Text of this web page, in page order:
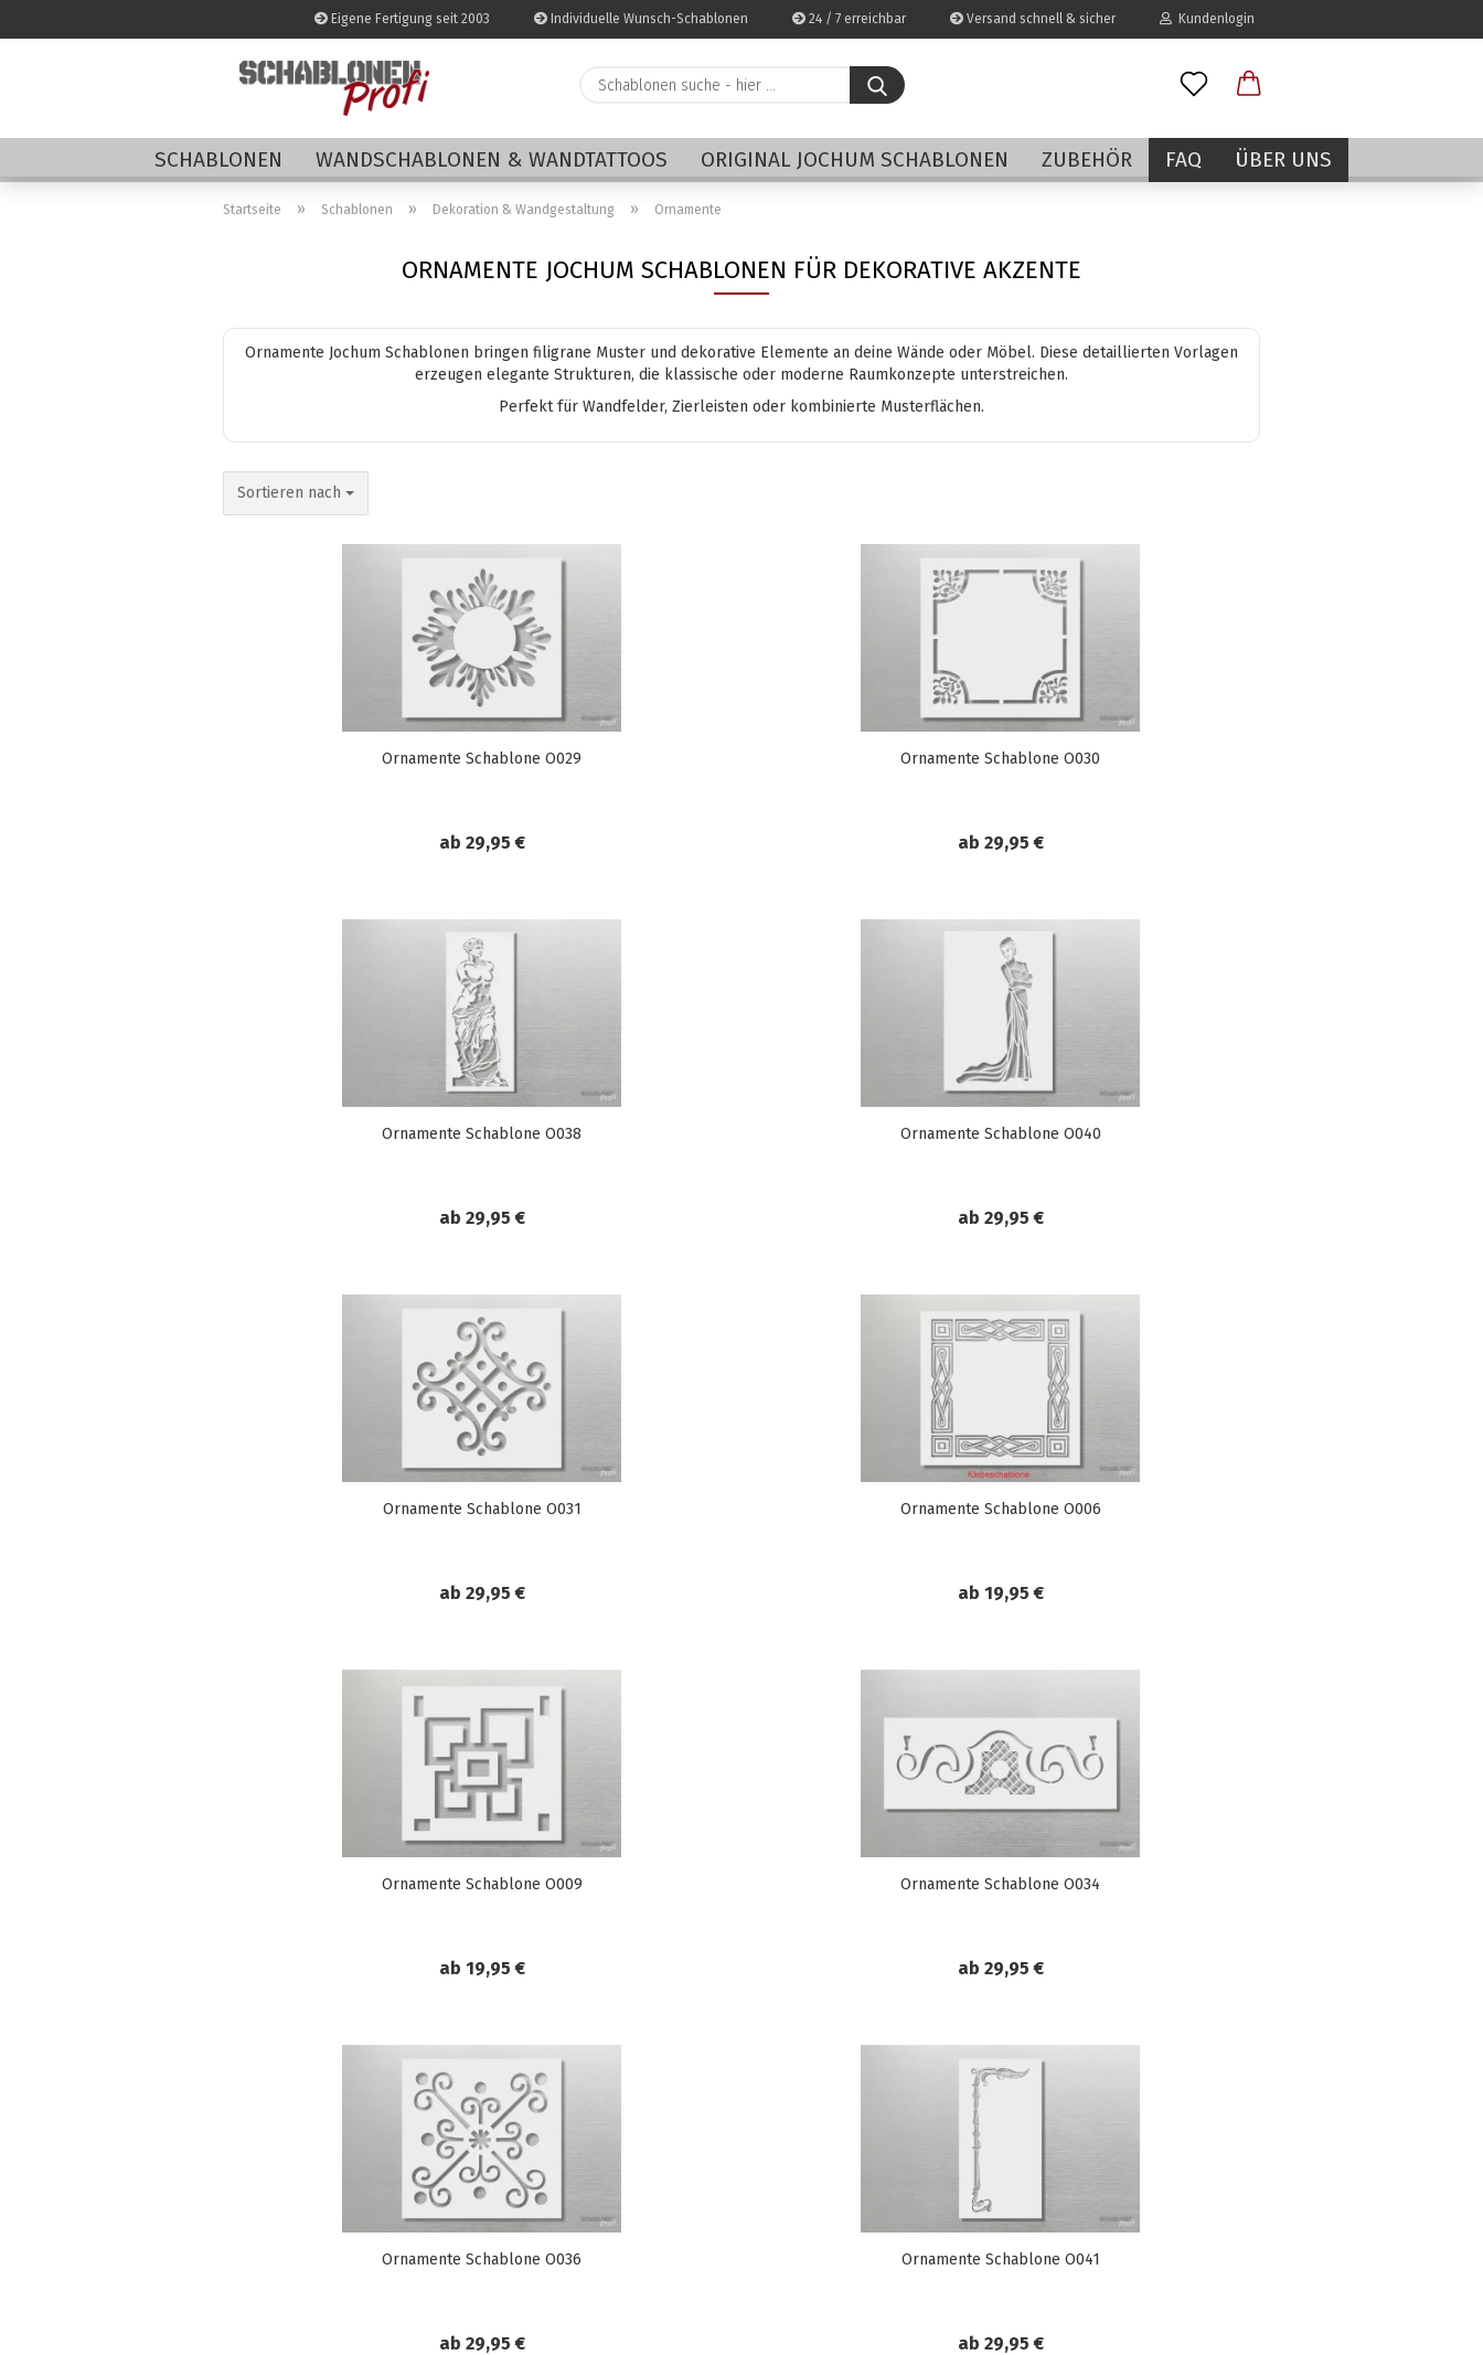
Eigene Fertigung seit 2003 Individuelle Wunsch-Schablonen 24 / 7 erreichbar Versand schnell & sicher Kundenlogin
E-Mail
Konto erstellen
Passwort vergessen?
Schablonen
suche
hier
...
SCHABLONEN WANDSCHABLONEN & WANDTATTOOS ORIGINAL JOCHUM SCHABLONEN ZUBEHÖR FAQ ÜBER UNS
Startseite » Schablonen » Dekoration & Wandgestaltung » Ornamente
ORNAMENTE JOCHUM SCHABLONEN FÜR DEKORATIVE AKZENTE
Ornamente Jochum Schablonen bringen filigrane Muster und dekorative Elemente an deine Wände oder Möbel. Diese detaillierten Vorlagen
erzeugen elegante Strukturen, die klassische oder moderne Raumkonzepte unterstreichen.
Perfekt für Wandfelder, Zierleisten oder kombinierte Musterflächen.
Sortieren nach
Sortieren nach
Ornamente Schablone O029
ab 29,95 €
Ornamente Schablone O030
ab 29,95 €
Ornamente Schablone O038
ab 29,95 €
Ornamente Schablone O040
ab 29,95 €
Ornamente Schablone O031
ab 29,95 €
Ornamente Schablone O006
ab 19,95 €
Ornamente Schablone O009
ab 19,95 €
Ornamente Schablone O034
ab 29,95 €
Ornamente Schablone O036
ab 29,95 €
Ornamente Schablone O041
ab 29,95 €